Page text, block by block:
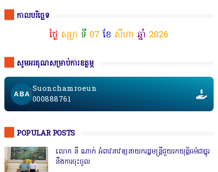
កាលបរិច្ឆេទ
ថ្ងៃ សុក្រ ទី 07 ខែ សីហា ឆ្នាំ 2026
សូមអរគុណសម្រាប់ការឧត្ថម្ភ
Suonchamroeun
000888761
POPULAR POSTS
លោក នី ណាក់ អំពាវនាវឲ្យនាយករដ្ឋមន្ត្រីជួយរកយុត្តិធម៌ជាថ្នូរ
នឹងការចុះចូល